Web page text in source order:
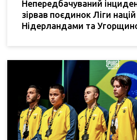
Непередбачуваний
зірвав поєдинок Ліги
Нідерландами та